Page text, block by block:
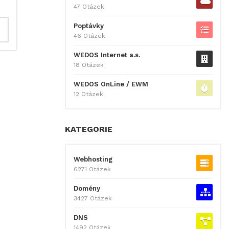
47 Otázek
Poptávky
46 Otázek
WEDOS Internet a.s.
18 Otázek
WEDOS OnLine / EWM
12 Otázek
KATEGORIE
Webhosting
6271 Otázek
Domény
3427 Otázek
DNS
1492 Otázek